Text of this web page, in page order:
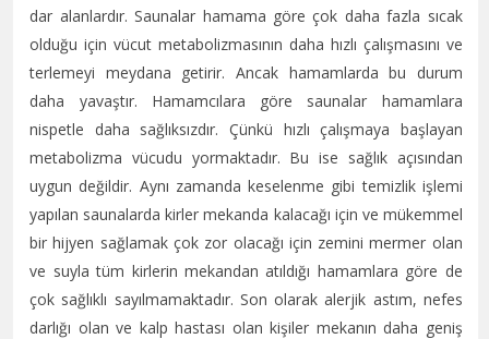
dar alanlardır. Saunalar hamama göre çok daha fazla sıcak
olduğu için vücut metabolizmasının daha hızlı çalışmasını ve
terlemeyi meydana getirir. Ancak hamamlarda bu durum
daha yavaştır. Hamamcılara göre saunalar hamamlara
nispetle daha sağlıksızdır. Çünkü hızlı çalışmaya başlayan
metabolizma vücudu yormaktadır. Bu ise sağlık açısından
uygun değildir. Aynı zamanda keselenme gibi temizlik işlemi
yapılan saunalarda kirler mekanda kalacağı için ve mükemmel
bir hijyen sağlamak çok zor olacağı için zemini mermer olan
ve suyla tüm kirlerin mekandan atıldığı hamamlara göre de
çok sağlıklı sayılmamaktadır. Son olarak alerjik astım, nefes
darlığı olan ve kalp hastası olan kişiler mekanın daha geniş